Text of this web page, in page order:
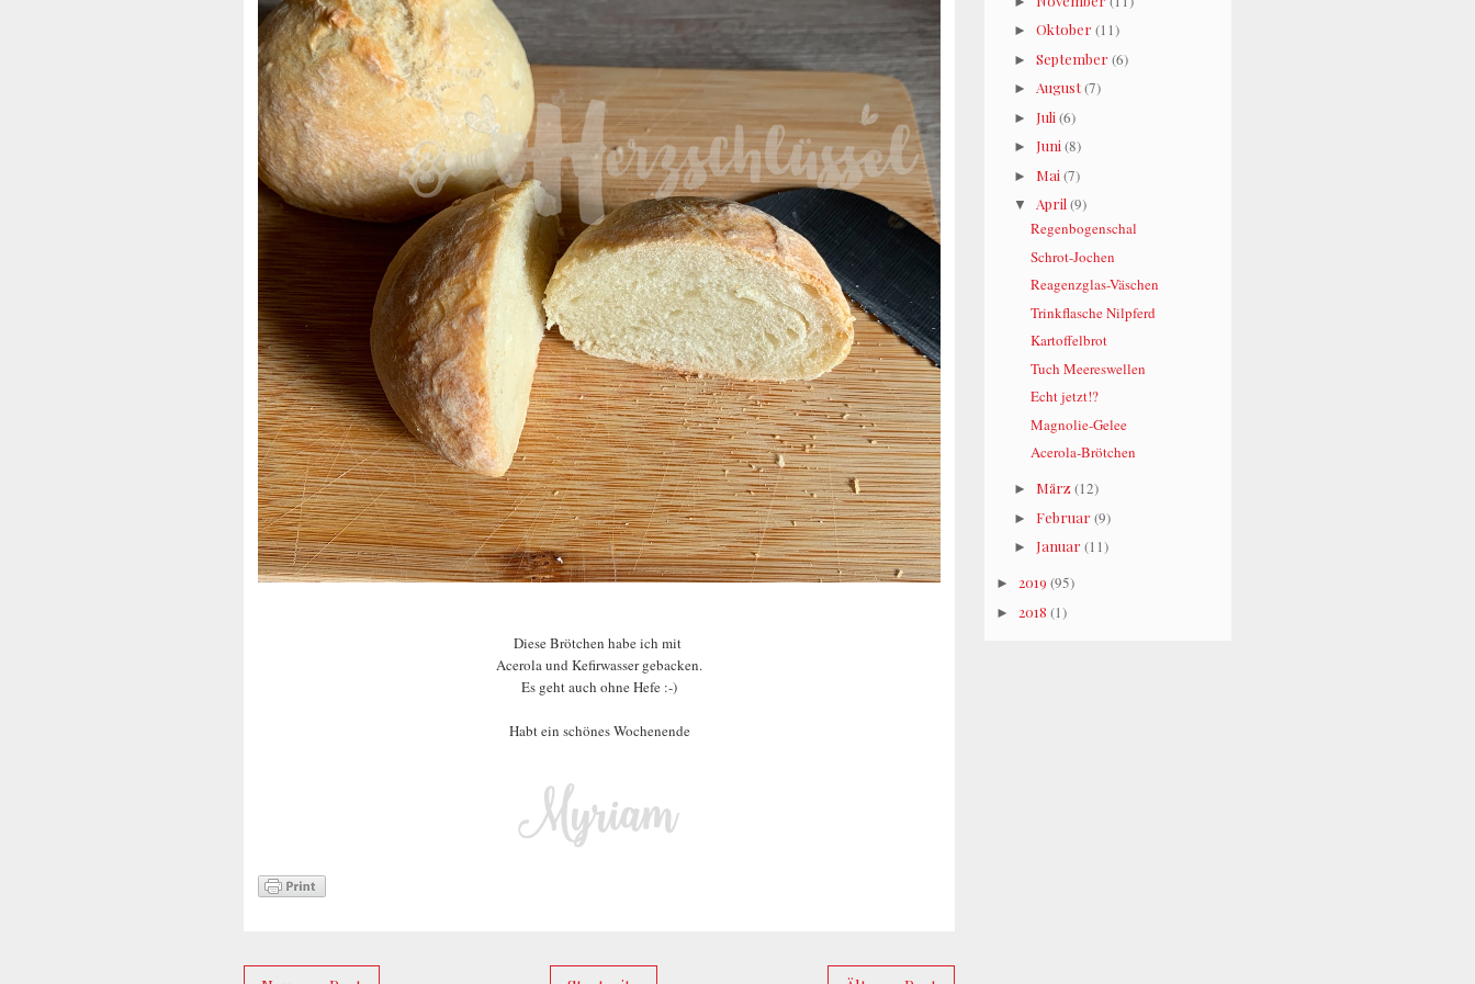
Diese Brötchen habe ich mit
Acerola und Kefirwasser gebacken.
Es geht auch ohne Hefe :-)
Habt ein schönes Wochenende
► Oktober (11)
► September (6)
► August (7)
► Juli (6)
► Juni (8)
► Mai (7)
▼ April (9)
Regenbogenschal
Schrot-Jochen
Reagenzglas-Väschen
Trinkflasche Nilpferd
Kartoffelbrot
Tuch Meereswellen
Echt jetzt!?
Magnolie-Gelee
Acerola-Brötchen
► März (12)
► Februar (9)
► Januar (11)
► 2019 (95)
► 2018 (1)